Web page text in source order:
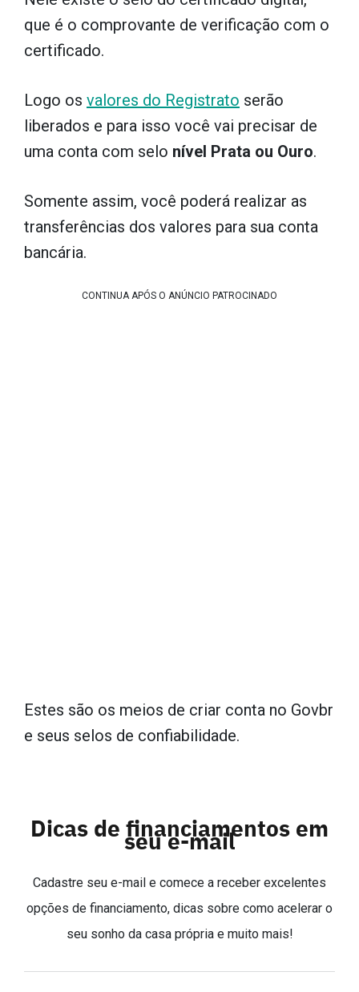
que é o comprovante de verificação com o
certificado.
Logo os valores do Registrato serão
liberados e para isso você vai precisar de
uma conta com selo nível Prata ou Ouro.
Somente assim, você poderá realizar as
transferências dos valores para sua conta
bancária.
CONTINUA APÓS O ANÚNCIO PATROCINADO
Estes são os meios de criar conta no Govbr
e seus selos de confiabilidade.
Dicas de financiamentos em
seu e-mail
Cadastre seu e-mail e comece a receber excelentes
opções de financiamento, dicas sobre como acelerar o
seu sonho da casa própria e muito mais!